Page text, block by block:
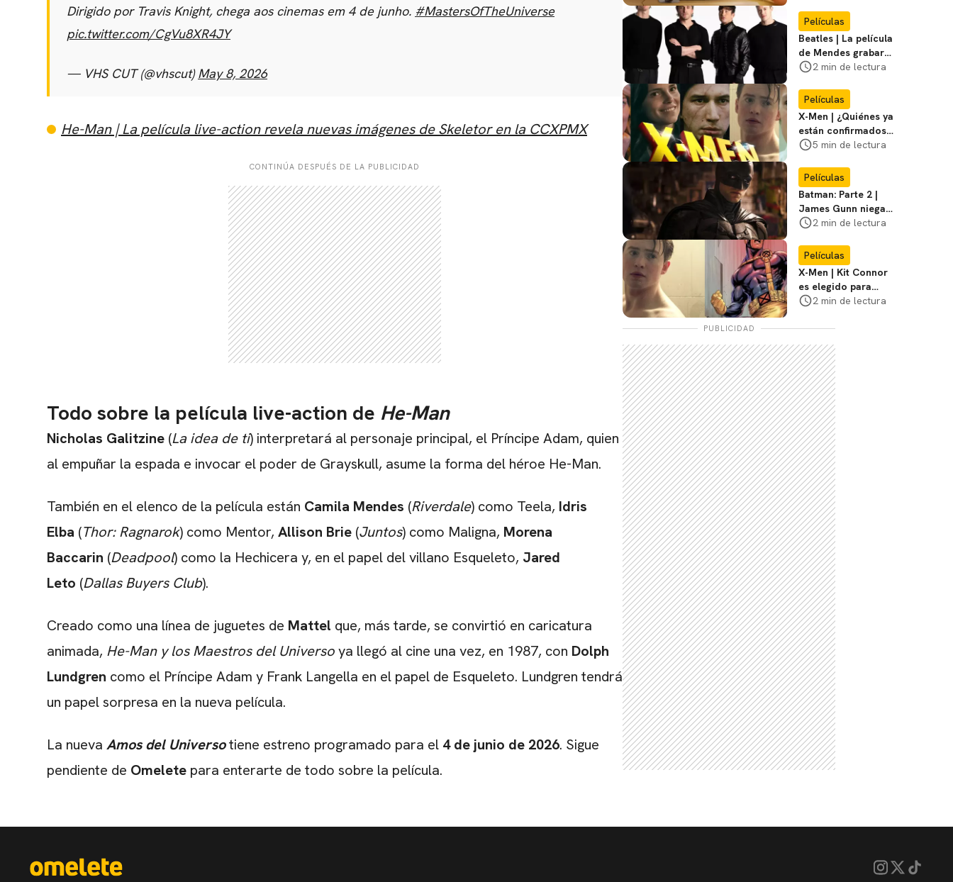
Dirigido por Travis Knight, chega aos cinemas em 4 de junho. #MastersOfTheUniverse
pic.twitter.com/CgVu8XR4JY
— VHS CUT (@vhscut)May 8, 2026
He-Man | La película live-action revela nuevas imágenes de Skeletor en la CCXPMX
CONTINÚA DESPUÉS DE LA PUBLICIDAD
Todo sobre la película live-action de He-Man
Nicholas Galitzine (La idea de ti) interpretará al personaje principal, el Príncipe Adam, quien
al empuñar la espada e invocar el poder de Grayskull, asume la forma del héroe He-Man.
También en el elenco de la película están Camila Mendes (Riverdale) como Teela, Idris
Elba (Thor: Ragnarok) como Mentor, Allison Brie (Juntos) como Maligna, Morena
Baccarin (Deadpool) como la Hechicera y, en el papel del villano Esqueleto, Jared
Leto (Dallas Buyers Club).
Creado como una línea de juguetes de Mattel que, más tarde, se convirtió en caricatura
animada, He-Man y los Maestros del Universoya llegó al cine una vez, en 1987, con Dolph
Lundgren como el Príncipe Adam y Frank Langella en el papel de Esqueleto. Lundgren tendrá
un papel sorpresa en la nueva película.
La nueva Amos del Universotiene estreno programado para el 4 de junio de 2026. Sigue
pendiente de Omelete para enterarte de todo sobre la película.
Películas
Beatles | La película
de Mendes grabará
escenas en la
2 min de lectura
Películas
X-Men | ¿Quiénes ya
están confirmados
en la película de
favoritos
5 min de lectura
Películas
Batman: Parte 2 |
James Gunn niega
que se filme la parte
2 min de lectura
Películas
X-Men | Kit Connor
es elegido para
interpretar a
película
2 min de lectura
PUBLICIDAD
CARREGANDO PUBLICIDADE